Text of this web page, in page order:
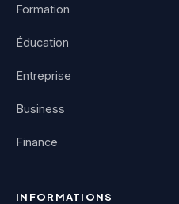
Formation
Éducation
Entreprise
Business
Finance
INFORMATIONS